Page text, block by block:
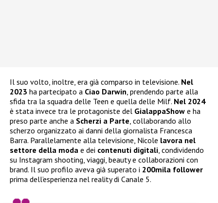
Il suo volto, inoltre, era già comparso in televisione. Nel
2023 ha partecipato a Ciao Darwin , prendendo parte alla
sfida tra la squadra delle Teen e quella delle Milf. Nel 2024
è stata invece tra le protagoniste del GialappaShow e ha
preso parte anche a Scherzi a Parte , collaborando allo
scherzo organizzato ai danni della giornalista Francesca
Barra. Parallelamente alla televisione, Nicole lavora nel
settore della moda e dei contenuti digitali , condividendo
su Instagram shooting, viaggi, beauty e collaborazioni con
brand. Il suo profilo aveva già superato i 200mila follower
prima dell’esperienza nel reality di Canale 5.